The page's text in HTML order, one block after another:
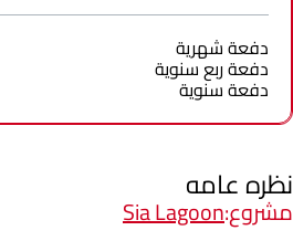
دفعة شهرية
دفعة ربع سنوية
دفعة سنوية
نظره عامه
مشروع:Sia Lagoon